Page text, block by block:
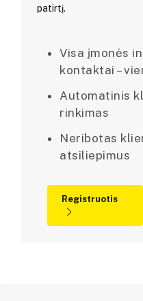
patirtį.
Visa įmonės
kontaktai –
Automatinis
rinkimas
Neribotas
atsiliepimus
Registruotis